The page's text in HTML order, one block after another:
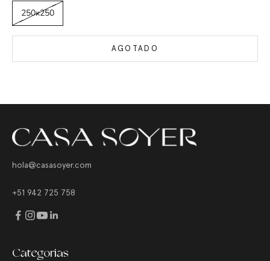
250x250
AGOTADO
hola@casasoyer.com
+51 942 725 758
Categorias